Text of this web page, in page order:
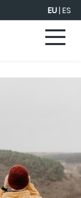
EU|ES